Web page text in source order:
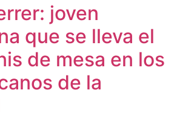
joven
que se lleva el
de mesa en los
de la